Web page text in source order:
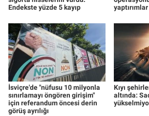
Endekste yüzde 5 kayıp
yaptırımlar
İsviçre'de "nüfusu 10 milyonla
sınırlamayı öngören girişim"
için referandum öncesi derin
görüş ayrılığı
Kıyı
altında: